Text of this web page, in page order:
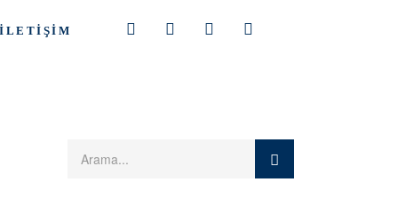
İLETIŞIM